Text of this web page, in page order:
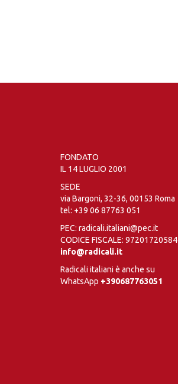
FONDATO
IL 14 LUGLIO 2001
SEDE
via Bargoni, 32-36, 00153 Roma
tel: +39 06 87763 051
PEC: radicali.italiani@pec.it
CODICE FISCALE: 97201720584
info@radicali.it
Radicali italiani è anche su
WhatsApp +390687763051